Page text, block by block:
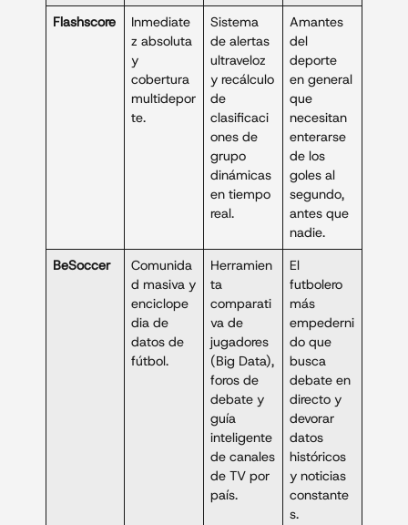
Flashscore
Inmediate
z absoluta
y
cobertura
multidepor
te.
Sistema
de alertas
ultraveloz
y recálculo
de
clasificaci
ones de
grupo
dinámicas
en tiempo
real.
Amantes
del
deporte
en general
que
necesitan
enterarse
de los
goles al
segundo,
antes que
nadie.
BeSoccer
Comunida
d masiva y
enciclope
dia de
datos de
fútbol.
Herramien
ta
comparati
va de
jugadores
(Big Data),
foros de
debate y
guía
inteligente
de canales
de TV por
país.
El
futbolero
más
empederni
do que
busca
debate en
directo y
devorar
datos
históricos
y noticias
constante
s.